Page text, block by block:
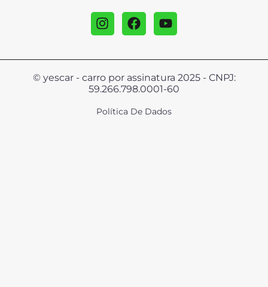
© yescar - carro por assinatura 2025 - CNPJ:
59.266.798.0001-60
Política De Dados